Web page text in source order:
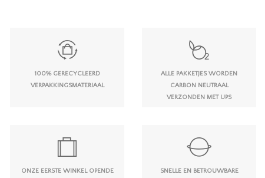
100% GERECYCLEERD
VERPAKKINGSMATERIAAL
ALLE PAKKETJES WORDEN
CARBON NEUTRAAL
VERZONDEN MET UPS
ONZE EERSTE WINKEL OPENDE
SNELLE EN BETROUWBARE